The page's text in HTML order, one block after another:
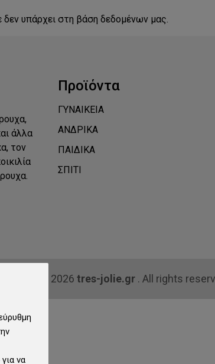
υπάρχει στη βάση δεδομένων μας.
άλλα
τον
Προϊόντα
ΓΥΝΑΙΚΕΙΑ
ΑΝΔΡΙΚΑ
ΠΑΙΔΙΚΑ
ΣΠΙΤΙ
© 2026 tres-jolie.gr . All rights
να